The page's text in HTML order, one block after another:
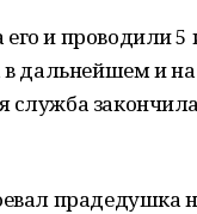
и проводили 5
дальнейшем и на
служба
прадедушка